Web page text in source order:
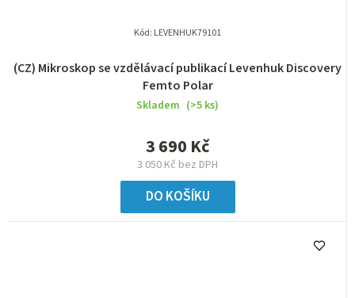
(CZ) Mikroskop se vzdělávací publikací Levenhuk Discovery
Femto Polar
Skladem (>5 ks)
3 050 Kč bez DPH
3 690 Kč
DO KOŠÍKU
Kód: LEVENHUK79101